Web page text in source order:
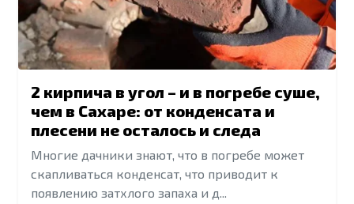
2 кирпича в угол – и в погребе суше,
чем в Сахаре: от конденсата и
плесени не осталось и следа
Многие дачники знают, что в погребе может
скапливаться конденсат, что приводит к
появлению затхлого запаха и д...